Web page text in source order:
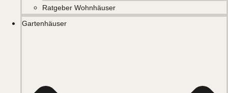
Ratgeber Wohnhäuser
Gartenhäuser